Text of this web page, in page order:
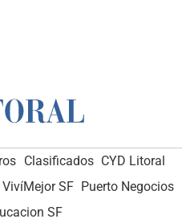
Clasificados CYD Litoral
VivíMejor SF Puerto Negocios
SF